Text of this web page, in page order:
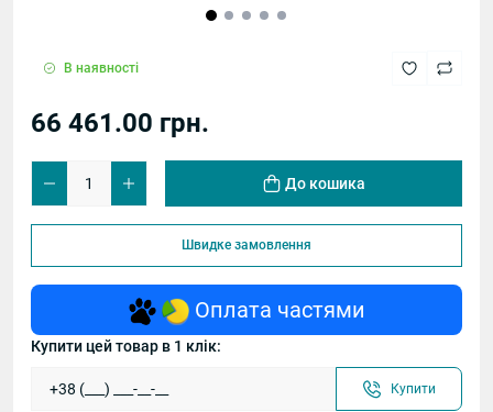
В наявності
66 461.00 грн.
До кошика
Швидке замовлення
Оплата частями
Купити цей товар в 1 клік:
Купити